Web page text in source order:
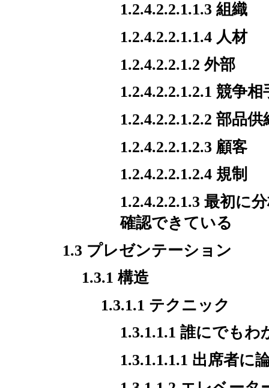
1.2.4.2.2.1.1.3 組織
1.2.4.2.2.1.1.4 人材
1.2.4.2.2.1.2 外部
1.2.4.2.2.1.2.1 競争相
1.2.4.2.2.1.2.2 部品
1.2.4.2.2.1.2.3 顧客
1.2.4.2.2.1.2.4 規制
1.2.4.2.2.1.3 最初に
確認できている
1.3 プレゼンテーション
1.3.1 構造
1.3.1.1 テクニック
1.3.1.1.1 誰にでも
1.3.1.1.1.1 出席者に